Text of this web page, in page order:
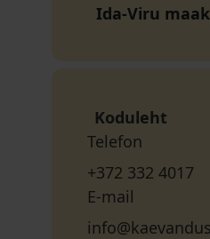
Ida-Viru
Koduleht
Telefon
+372 332 4017
E-mail